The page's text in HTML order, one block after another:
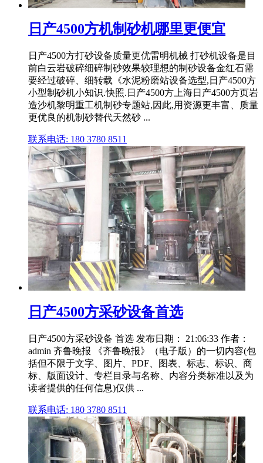
日产4500方机制砂机哪里更便宜
日产4500方打砂设备质量更优雷明机械 打砂机设备是目
前白云岩破碎细碎制砂效果较理想的制砂设备金红石需
要经过破碎、细转载《水泥粉磨站设备选型,日产4500方
小型制砂机小知识.快照.日产4500方上海日产4500方页岩
造沙机黎明重工机制砂专题站,因此,用资源更丰富、质量
更优良的机制砂替代天然砂 ...
联系电话: 180 3780 8511
日产4500方采砂设备首选
日产4500方采砂设备 首选 发布日期： 21:06:33 作者：
admin 齐鲁晚报 《齐鲁晚报》（电子版）的一切内容(包
括但不限于文字、图片、PDF、图表、标志、标识、商
标、版面设计、专栏目录与名称、内容分类标准以及为
读者提供的任何信息)仅供 ...
联系电话: 180 3780 8511